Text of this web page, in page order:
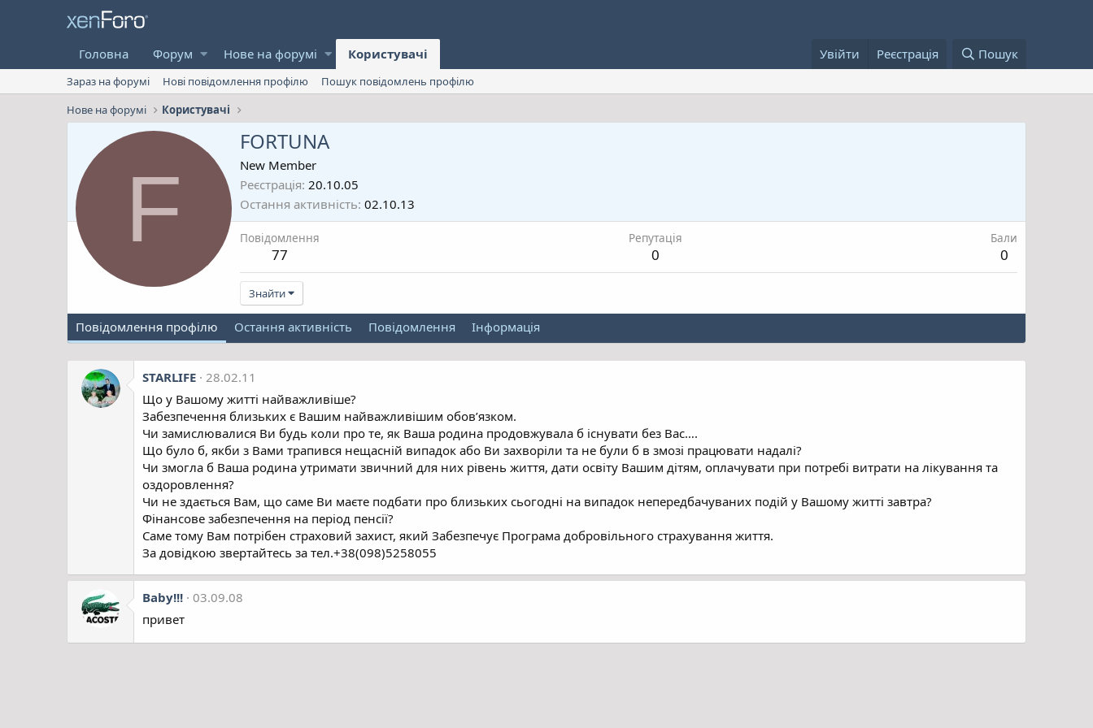
Головна Форум Нове на форумі Користувачі Увійти Реєстрація Пошук
Зараз на форумі Нові повідомлення профілю
Пошук повідомлень профілю
Нове на форумі
Користувачі
F
FORTUNA
New Member
Реєстрація 20.10.05
Остання активність 02.10.13
Повідомлення
77
Репутація
0
Бали
0
Знайти
Повідомлення профілю Остання активність Повідомлення Інформація
STARLIFE 28.02.11
Що у Вашому житті найважливіше?
Забезпечення близьких є Вашим найважливішим обов’язком.
Чи замислювалися Ви будь коли про те, як Ваша родина продовжувала б існувати без Вас….
Що було б, якби з Вами трапився нещасній випадок або Ви захворіли та не були б в змозі працювати надалі?
Чи змогла б Ваша родина утримати звичний для них рівень життя, дати освіту Вашим дітям, оплачувати при потребі витрати на лікування та
оздоровлення?
Чи не здається Вам, що саме Ви маєте подбати про близьких сьогодні на випадок непередбачуваних подій у Вашому житті завтра?
Фінансове забезпечення на період пенсії?
Саме тому Вам потрібен страховий захист, який Забезпечує Програма добровільного страхування життя.
За довідкою звертайтесь за тел.+38(098)5258055
Baby!!! 03.09.08
привет